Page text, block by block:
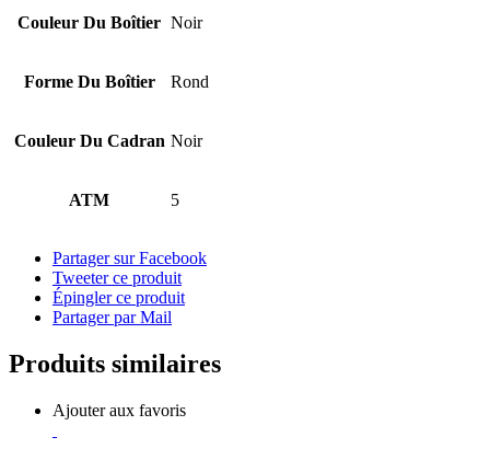
Couleur Du Boîtier Noir
Forme Du Boîtier Rond
Couleur Du Cadran Noir
ATM 5
Partager sur Facebook
Tweeter ce produit
Épingler ce produit
Partager par Mail
Produits similaires
Ajouter aux favoris